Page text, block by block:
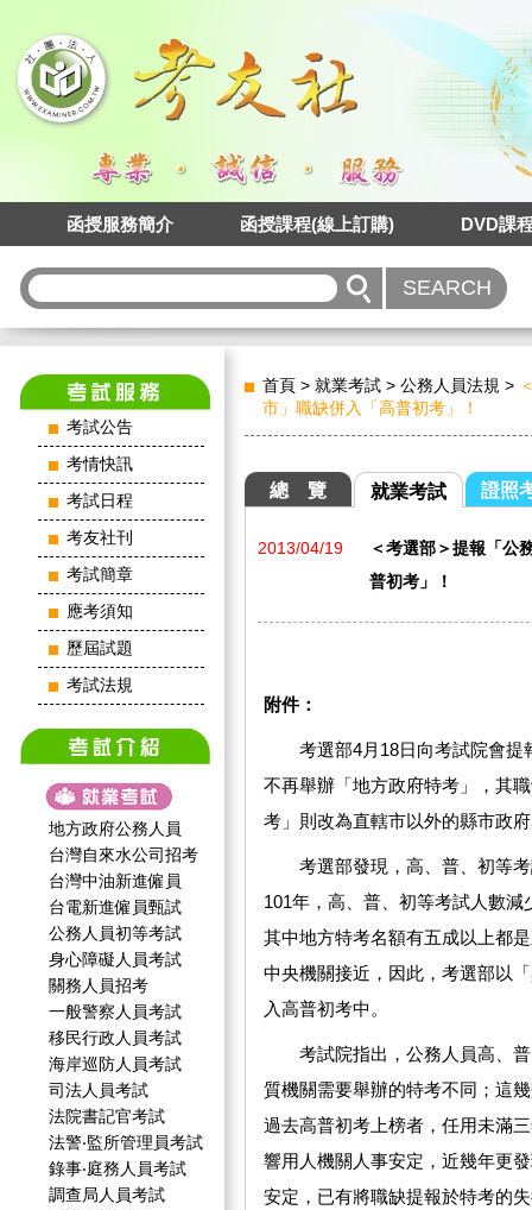
函授服務簡介 函授課程(線上訂購) DVD課
考試公告
考情快訊
考試日程
考友社刊
考試簡章
應考須知
歷屆試題
考試法規
地方政府公務人員
台灣自來水公司招考
台灣中油新進僱員
台電新進僱員甄試
公務人員初等考試
身心障礙人員考試
關務人員招考
一般警察人員考試
移民行政人員考試
海岸巡防人員考試
司法人員考試
法院書記官考試
法警‧監所管理員考試
錄事‧庭務人員考試
調查局人員考試
首頁 > 就業考試 > 公務人員法規 >
市」職缺併入「高普初考」！
總 覽 就業考試 證照
2013/04/19
＜考選部＞提報「公
普初考」！
附件：
考選部4月18日向考試院會提
不再舉辦「地方政府特考」，其
考」則改為直轄市以外的縣市政
考選部發現，高、普、初等考
101年，高、普、初等考試人數
其中地方特考名額有五成以上都
中央機關接近，因此，考選部以
入高普初考中。
考試院指出，公務人員高、普
質機關需要舉辦的特考不同；這
過去高普初考上榜者，任用未滿
響用人機關人事安定，近幾年更
安定，已有將職缺提報於特考的